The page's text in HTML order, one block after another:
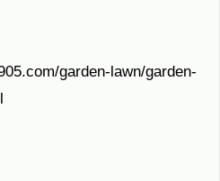
garden-lawn/garden-